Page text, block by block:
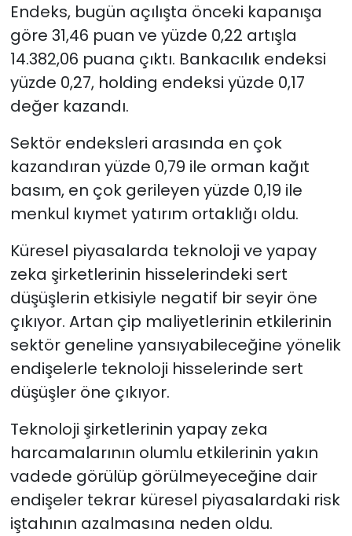
Endeks, bugün açılışta önceki kapanışa
göre 31,46 puan ve yüzde 0,22 artışla
14.382,06 puana çıktı. Bankacılık endeksi
yüzde 0,27, holding endeksi yüzde 0,17
değer kazandı.
Sektör endeksleri arasında en çok
kazandıran yüzde 0,79 ile orman kağıt
basım, en çok gerileyen yüzde 0,19 ile
menkul kıymet yatırım ortaklığı oldu.
Küresel piyasalarda teknoloji ve yapay
zeka şirketlerinin hisselerindeki sert
düşüşlerin etkisiyle negatif bir seyir öne
çıkıyor. Artan çip maliyetlerinin etkilerinin
sektör geneline yansıyabileceğine yönelik
endişelerle teknoloji hisselerinde sert
düşüşler öne çıkıyor.
Teknoloji şirketlerinin yapay zeka
harcamalarının olumlu etkilerinin yakın
vadede görülüp görülmeyeceğine dair
endişeler tekrar küresel piyasalardaki risk
iştahının azalmasına neden oldu.
Teknoloji
TÜRKiYE
Video Galeri
YAŞAM
Yazarlar